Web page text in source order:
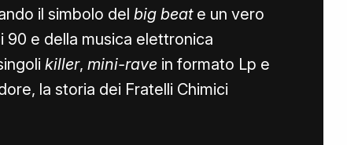
il simbolo del big beate un vero
90 e della musica elettronica
killer, mini-rave in formato Lp e
la storia dei Fratelli Chimici